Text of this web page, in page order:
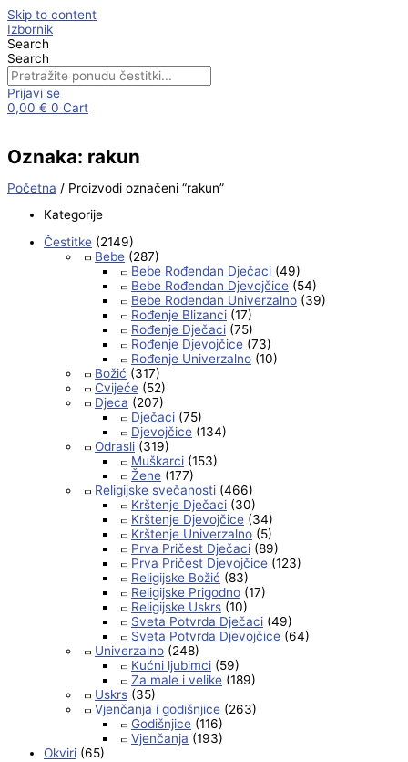
Skip to content
Izbornik
Search
Search
Prijavi se
0,00 € 0 Cart
Oznaka: rakun
Početna / Proizvodi označeni “rakun”
Kategorije
Čestitke (2149)
Bebe (287)
Bebe Rođendan Dječaci (49)
Bebe Rođendan Djevojčice (54)
Bebe Rođendan Univerzalno (39)
Rođenje Blizanci (17)
Rođenje Dječaci (75)
Rođenje Djevojčice (73)
Rođenje Univerzalno (10)
Božić (317)
Cvijeće (52)
Djeca (207)
Dječaci (75)
Djevojčice (134)
Odrasli (319)
Muškarci (153)
Žene (177)
Religijske svečanosti (466)
Krštenje Dječaci (30)
Krštenje Djevojčice (34)
Krštenje Univerzalno (5)
Prva Pričest Dječaci (89)
Prva Pričest Djevojčice (123)
Religijske Božić (83)
Religijske Prigodno (17)
Religijske Uskrs (10)
Sveta Potvrda Dječaci (49)
Sveta Potvrda Djevojčice (64)
Univerzalno (248)
Kućni ljubimci (59)
Za male i velike (189)
Uskrs (35)
Vjenčanja i godišnjice (263)
Godišnjice (116)
Vjenčanja (193)
Okviri (65)